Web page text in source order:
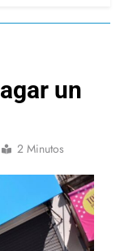
un
2 Minutos